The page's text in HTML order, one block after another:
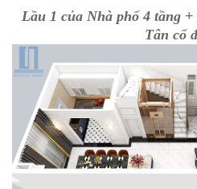
Lầu 1 của Nhà phố 4 tầng
Tân cổ